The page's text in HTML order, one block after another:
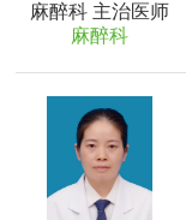
麻醉科 主治医师
麻醉科